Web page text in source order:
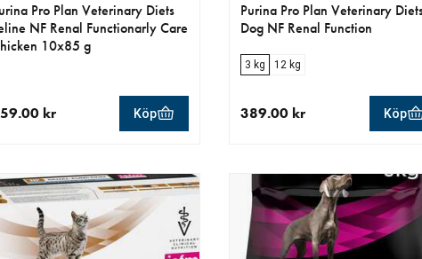
Pro Plan Veterinary Diets
NF Renal Functionarly Care
10x85 g
kr Köp
Purina Pro Plan Veterinary
Dog NF Renal Function
3 kg 12 kg
389.00 kr Köp